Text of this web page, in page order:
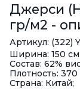
Джерси
гр/м2 -
Артикул: (322)
Ширина: 150 см;
Состав: 62%
Плотность:
Страна: Китай;